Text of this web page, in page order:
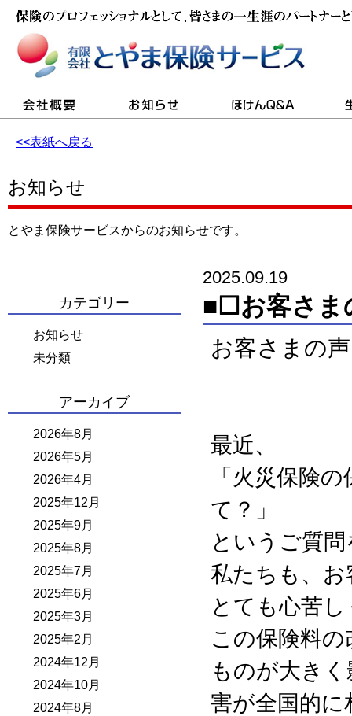
<<表紙へ戻る
お知らせ
とやま保険サービスからのお知らせです。
カテゴリー
お知らせ
未分類
アーカイブ
2026年8月
2026年5月
2026年4月
2025年12月
2025年9月
2025年8月
2025年7月
2025年6月
2025年3月
2025年2月
2024年12月
2024年10月
2024年8月
2025.09.19
■☐お客さ
お客さまの
最近、
「火災保険
て？」
というご質
私たちも、
とても心苦
この保険料
ものが大き
害が全国的